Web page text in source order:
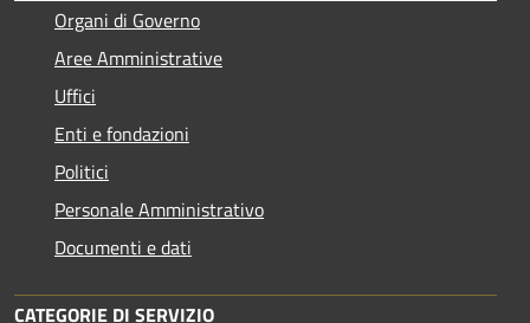
Organi di Governo
Aree Amministrative
Uffici
Enti e fondazioni
Politici
Personale Amministrativo
Documenti e dati
CATEGORIE DI SERVIZIO